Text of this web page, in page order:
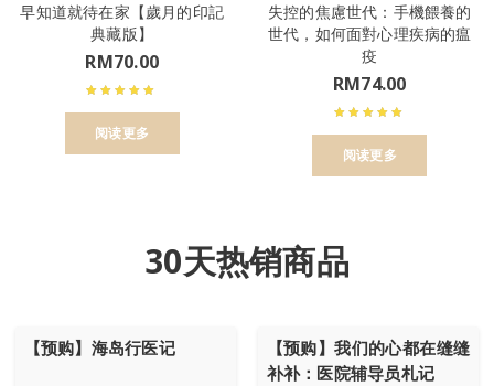
早知道就待在家【歲月的印記
典藏版】
RM70.00
阅读更多
失控的焦慮世代：手機餵養的
世代，如何面對心理疾病的瘟
疫
RM74.00
阅读更多
30天热销商品
【预购】海岛行医记
【预购】我们的心都在缝缝
补补：医院辅导员札记